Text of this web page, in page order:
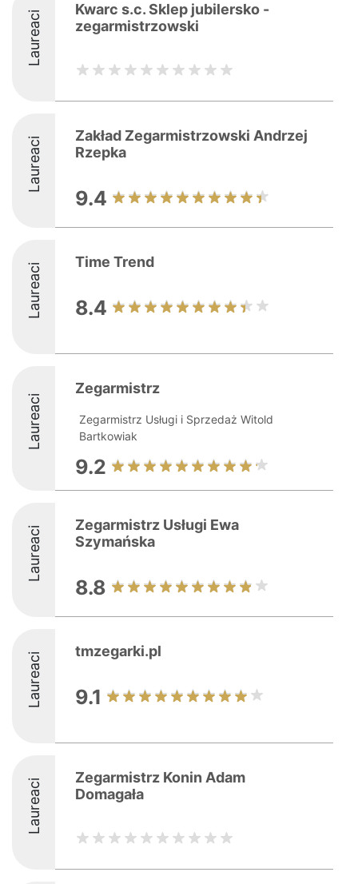
Laureaci
Kwarc s.c. Sklep jubilersko -
zegarmistrzowski
Laureaci
Zakład Zegarmistrzowski Andrzej
Rzepka
9.4
Laureaci Time Trend
8.4
Laureaci
Zegarmistrz
Zegarmistrz Usługi i Sprzedaż Witold
Bartkowiak
9.2
Laureaci
Zegarmistrz Usługi Ewa
Szymańska
8.8
Laureaci tmzegarki.pl
9.1
Laureaci
Zegarmistrz Konin Adam
Domagała